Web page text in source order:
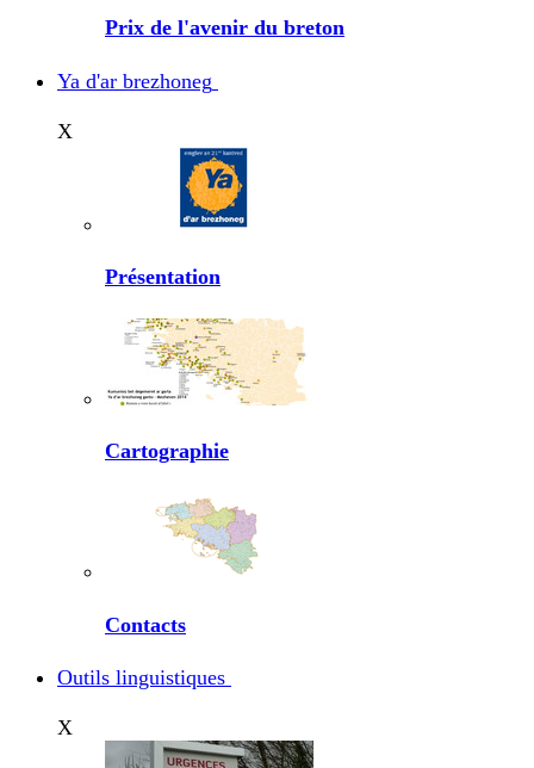
Prix de l'avenir du breton
Ya d'ar brezhoneg
X
Présentation
Cartographie
Contacts
Outils linguistiques
X